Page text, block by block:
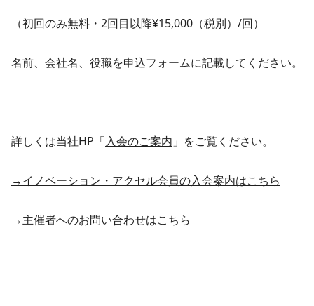
（初回のみ無料・2回目以降¥15,000（税別）/回）
名前、会社名、役職を申込フォームに記載してください。
詳しくは当社HP「入会のご案内 」をご覧ください。
→イノベーション・アクセル会員の入会案内はこちら
→主催者へのお問い合わせはこちら